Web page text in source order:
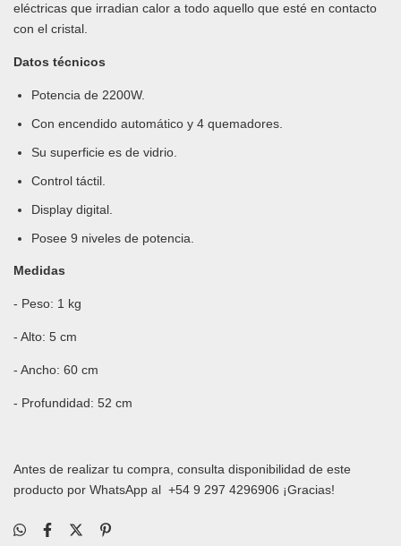
eléctricas que irradian calor a todo aquello que esté en contacto
con el cristal.
Datos técnicos
Potencia de 2200W.
Con encendido automático y 4 quemadores.
Su superficie es de vidrio.
Control táctil.
Display digital.
Posee 9 niveles de potencia.
Medidas
- Peso: 1 kg
- Alto: 5 cm
- Ancho: 60 cm
- Profundidad: 52 cm
Antes de realizar tu compra, consulta disponibilidad de este
producto por WhatsApp al +54 9 297 4296906 ¡Gracias!